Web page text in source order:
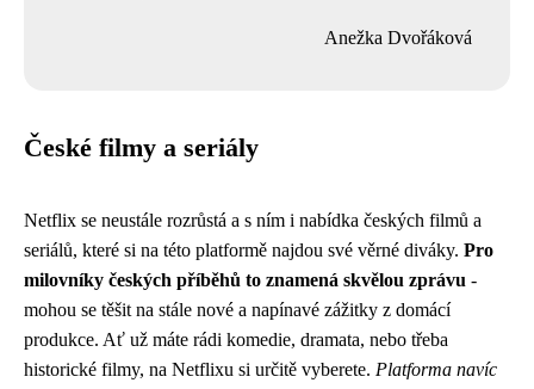
Anežka Dvořáková
České filmy a seriály
Netflix se neustále rozrůstá a s ním i nabídka českých filmů a
seriálů, které si na této platformě najdou své věrné diváky. Pro
milovníky českých příběhů to znamená skvělou zprávu -
mohou se těšit na stále nové a napínavé zážitky z domácí
produkce. Ať už máte rádi komedie, dramata, nebo třeba
historické filmy, na Netflixu si určitě vyberete. Platforma navíc